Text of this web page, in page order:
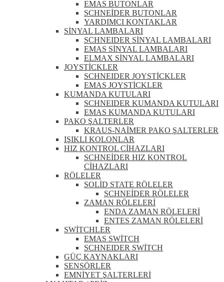
EMAS BUTONLAR
SCHNEİDER BUTONLAR
YARDIMCI KONTAKLAR
SİNYAL LAMBALARI
SCHNEIDER SİNYAL LAMBALARI
EMAS SİNYAL LAMBALARI
ELMAX SİNYAL LAMBALARI
JOYSTİCKLER
SCHNEIDER JOYSTİCKLER
EMAS JOYSTİCKLER
KUMANDA KUTULARI
SCHNEIDER KUMANDA KUTULARI
EMAS KUMANDA KUTULARI
PAKO ŞALTERLER
KRAUS-NAİMER PAKO ŞALTERLER
IŞIKLI KOLONLAR
HIZ KONTROL CİHAZLARI
SCHNEİDER HIZ KONTROL
CİHAZLARI
RÖLELER
SOLİD STATE RÖLELER
SCHNEİDER RÖLELER
ZAMAN RÖLELERİ
ENDA ZAMAN RÖLELERİ
ENTES ZAMAN RÖLELERİ
SWİTCHLER
EMAS SWİTCH
SCHNEIDER SWİTCH
GÜÇ KAYNAKLARI
SENSÖRLER
EMNİYET ŞALTERLERİ